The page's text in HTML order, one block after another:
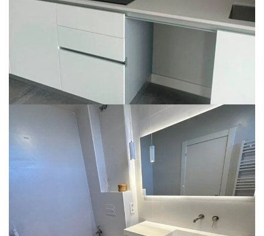
REFORMA DE COCINA
De bañera antigua a ducha spa con
diseño nórdico